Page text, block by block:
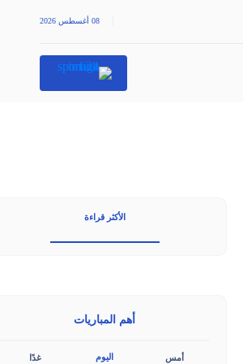
08 أغسطس 2026
الأكثر قراءة
أهم المباريات
أمس اليوم غدًا